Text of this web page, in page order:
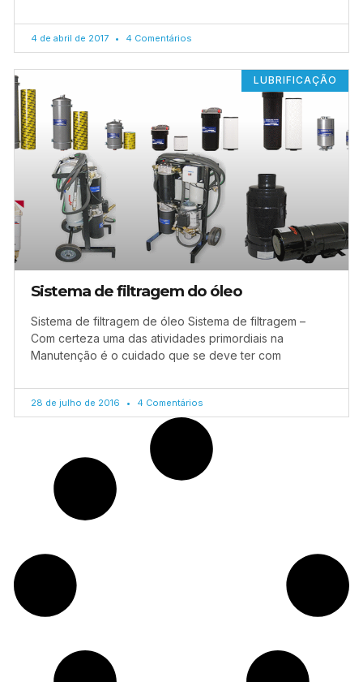
4 de abril de 2017 4 Comentários
LUBRIFICAÇÃO
Sistema de filtragem do óleo
Sistema de filtragem de óleo Sistema de filtragem –
Com certeza uma das atividades primordiais na
Manutenção é o cuidado que se deve ter com
28 de julho de 2016 4 Comentários